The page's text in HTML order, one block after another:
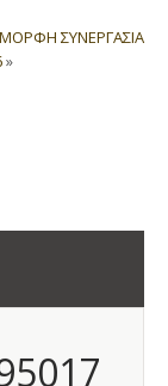
ΣΥΝΕΡΓΑΣΙΑ
»